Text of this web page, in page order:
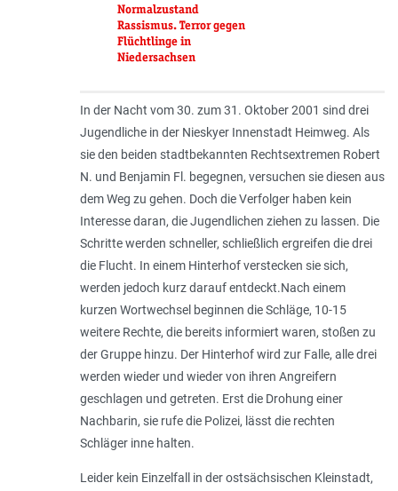
Normalzustand
Rassismus. Terror gegen
Flüchtlinge in
Niedersachsen
In der Nacht vom 30. zum 31. Oktober 2001 sind drei
Jugendliche in der Nieskyer Innenstadt Heimweg. Als
sie den beiden stadtbekannten Rechtsextremen Robert
N. und Benjamin Fl. begegnen, versuchen sie diesen aus
dem Weg zu gehen. Doch die Verfolger haben kein
Interesse daran, die Jugendlichen ziehen zu lassen. Die
Schritte werden schneller, schließlich ergreifen die drei
die Flucht. In einem Hinterhof verstecken sie sich,
werden jedoch kurz darauf entdeckt.Nach einem
kurzen Wortwechsel beginnen die Schläge, 10-15
weitere Rechte, die bereits informiert waren, stoßen zu
der Gruppe hinzu. Der Hinterhof wird zur Falle, alle drei
werden wieder und wieder von ihren Angreifern
geschlagen und getreten. Erst die Drohung einer
Nachbarin, sie rufe die Polizei, lässt die rechten
Schläger inne halten.
Leider kein Einzelfall in der ostsächsischen Kleinstadt,